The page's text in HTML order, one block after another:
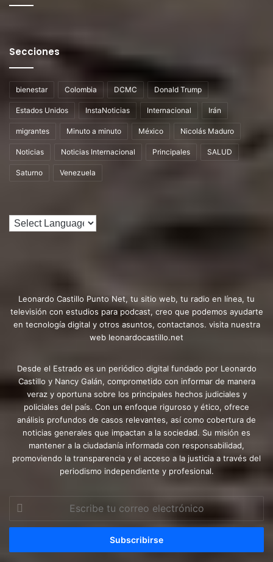
Secciones
bienestar Colombia DCMC Donald Trump
Estados Unidos InstaNoticias Internacional Irán
migrantes Minuto a minuto México Nicolás Maduro
Noticias Noticias Internacional Principales SALUD
Saturno Venezuela
Leonardo Castillo Punto Net, tu sitio web, tu radio en línea, tu
televisión con estudios para podcast, creo que podemos ayudarte
en tecnología digital y otros asuntos, contactanos. visita nuestra
web leonardocastillo.net
Desde el Estrado es un periódico digital fundado por Leonardo
Castillo y Nancy Galán, comprometido con informar de manera
veraz y oportuna sobre los principales hechos judiciales y
policiales del país. Con un enfoque riguroso y ético, ofrece
análisis profundos de casos relevantes, así como cobertura de
noticias generales que impactan a la sociedad. Su misión es
mantener a la ciudadanía informada con responsabilidad,
promoviendo la transparencia y el acceso a la justicia a través del
periodismo independiente y profesional.
correo